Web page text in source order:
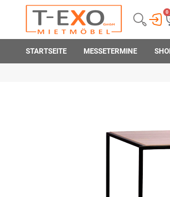
0
STARTSEITE MESSETERMINE